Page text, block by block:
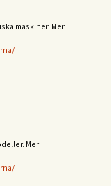
maskiner. Mer
Mer